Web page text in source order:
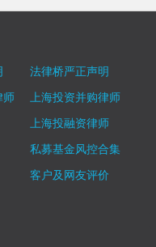
法律桥严正声明
师
上海投资并购律师
上海投融资律师
私募基金风控合集
客户及网友评价